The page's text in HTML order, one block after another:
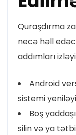
Quraşdırma
necə həll
addımları
Android
sistemi
Boş
silin və ya